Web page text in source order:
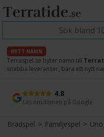
NYTT NAMN
Terraspel.se byter namn till
snabba leveranser, bara ett nytt
4.8
Läs omdömen på Google
Snabb leverans
Direkt från lager
Brädspel> Familjespel>